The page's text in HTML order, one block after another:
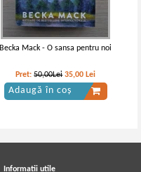
Becka Mack - O sansa pentru noi
Pret:50,00Lei 35,00 Lei
Adaugă în coș
Informatii utile